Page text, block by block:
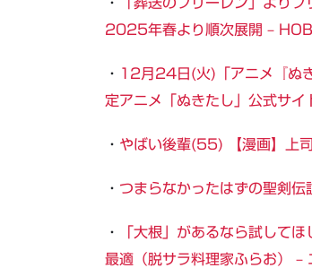
2025年春より順次展開 –
・ 12月24日(火)「アニメ『ぬ
定アニメ「ぬきたし」公式サイ
・ やばい後輩(55) 【漫画】上
・ つまらなかったはずの聖剣
・
「大根」があるなら試して
最適（脱サラ料理家ふらお）